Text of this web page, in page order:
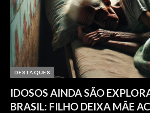
DESTAQUES
IDOSOS AINDA SÃO
BRASIL: FILHO DEIXA MÃE